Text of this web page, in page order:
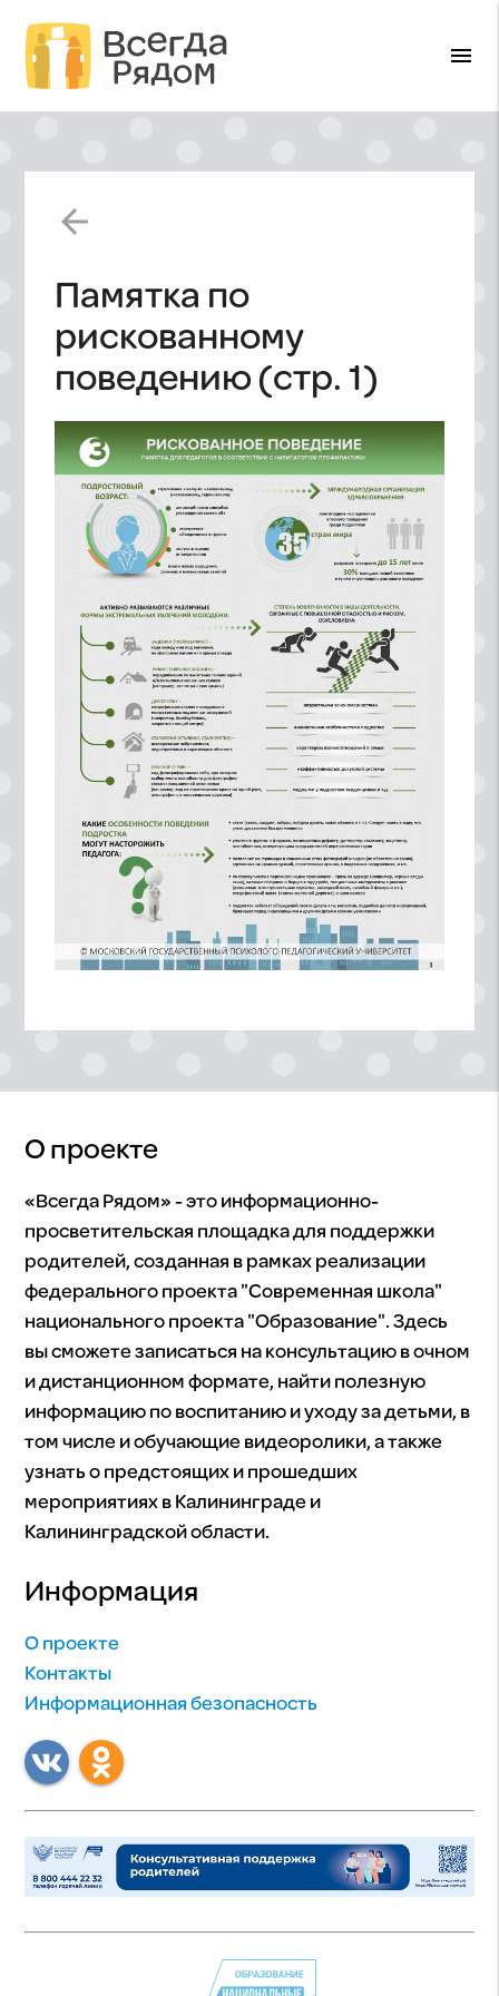
menu
arrow_back
Памятка по
рискованному
поведению (стр. 1)
О проекте
«Всегда Рядом» - это информационно-
просветительская площадка для поддержки
родителей, созданная в рамках реализации
федерального проекта "Современная школа"
национального проекта "Образование". Здесь
вы сможете записаться на консультацию в очном
и дистанционном формате, найти полезную
информацию по воспитанию и уходу за детьми, в
том числе и обучающие видеоролики, а также
узнать о предстоящих и прошедших
мероприятиях в Калининграде и
Калининградской области.
Информация
О проекте
Контакты
Информационная безопасность